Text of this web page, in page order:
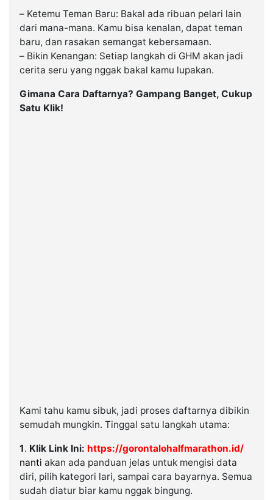
– Ketemu Teman Baru: Bakal ada ribuan pelari lain
dari mana-mana. Kamu bisa kenalan, dapat teman
baru, dan rasakan semangat kebersamaan.
– Bikin Kenangan: Setiap langkah di GHM akan jadi
cerita seru yang nggak bakal kamu lupakan.
Gimana Cara Daftarnya? Gampang Banget, Cukup
Satu Klik!
Kami tahu kamu sibuk, jadi proses daftarnya dibikin
semudah mungkin. Tinggal satu langkah utama:
1. Klik Link Ini: https://gorontalohalfmarathon.id/
nanti akan ada panduan jelas untuk mengisi data
diri, pilih kategori lari, sampai cara bayarnya. Semua
sudah diatur biar kamu nggak bingung.